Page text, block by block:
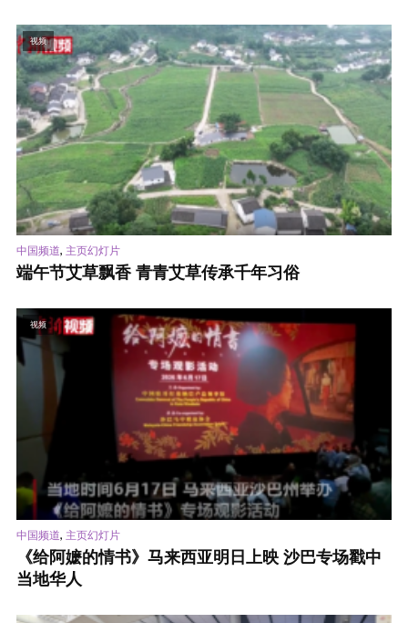
视频
中国频道, 主页幻灯片
端午节艾草飘香 青青艾草传承千年习俗
视频
中国频道, 主页幻灯片
《给阿嬷的情书》马来西亚明日上映 沙巴专场戳中
当地华人